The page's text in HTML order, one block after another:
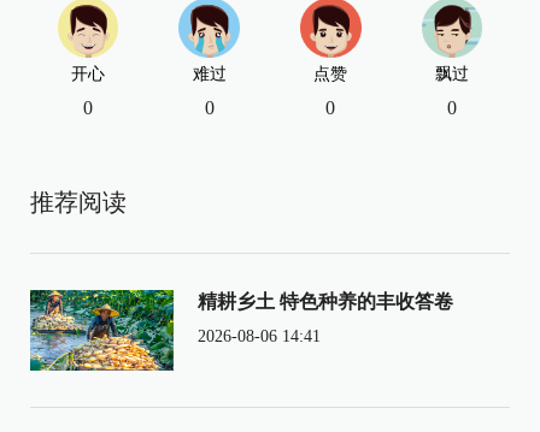
开心
0
难过
0
点赞
0
飘过
0
推荐阅读
精耕乡土 特色种养的丰收答卷
2026-08-06 14:41